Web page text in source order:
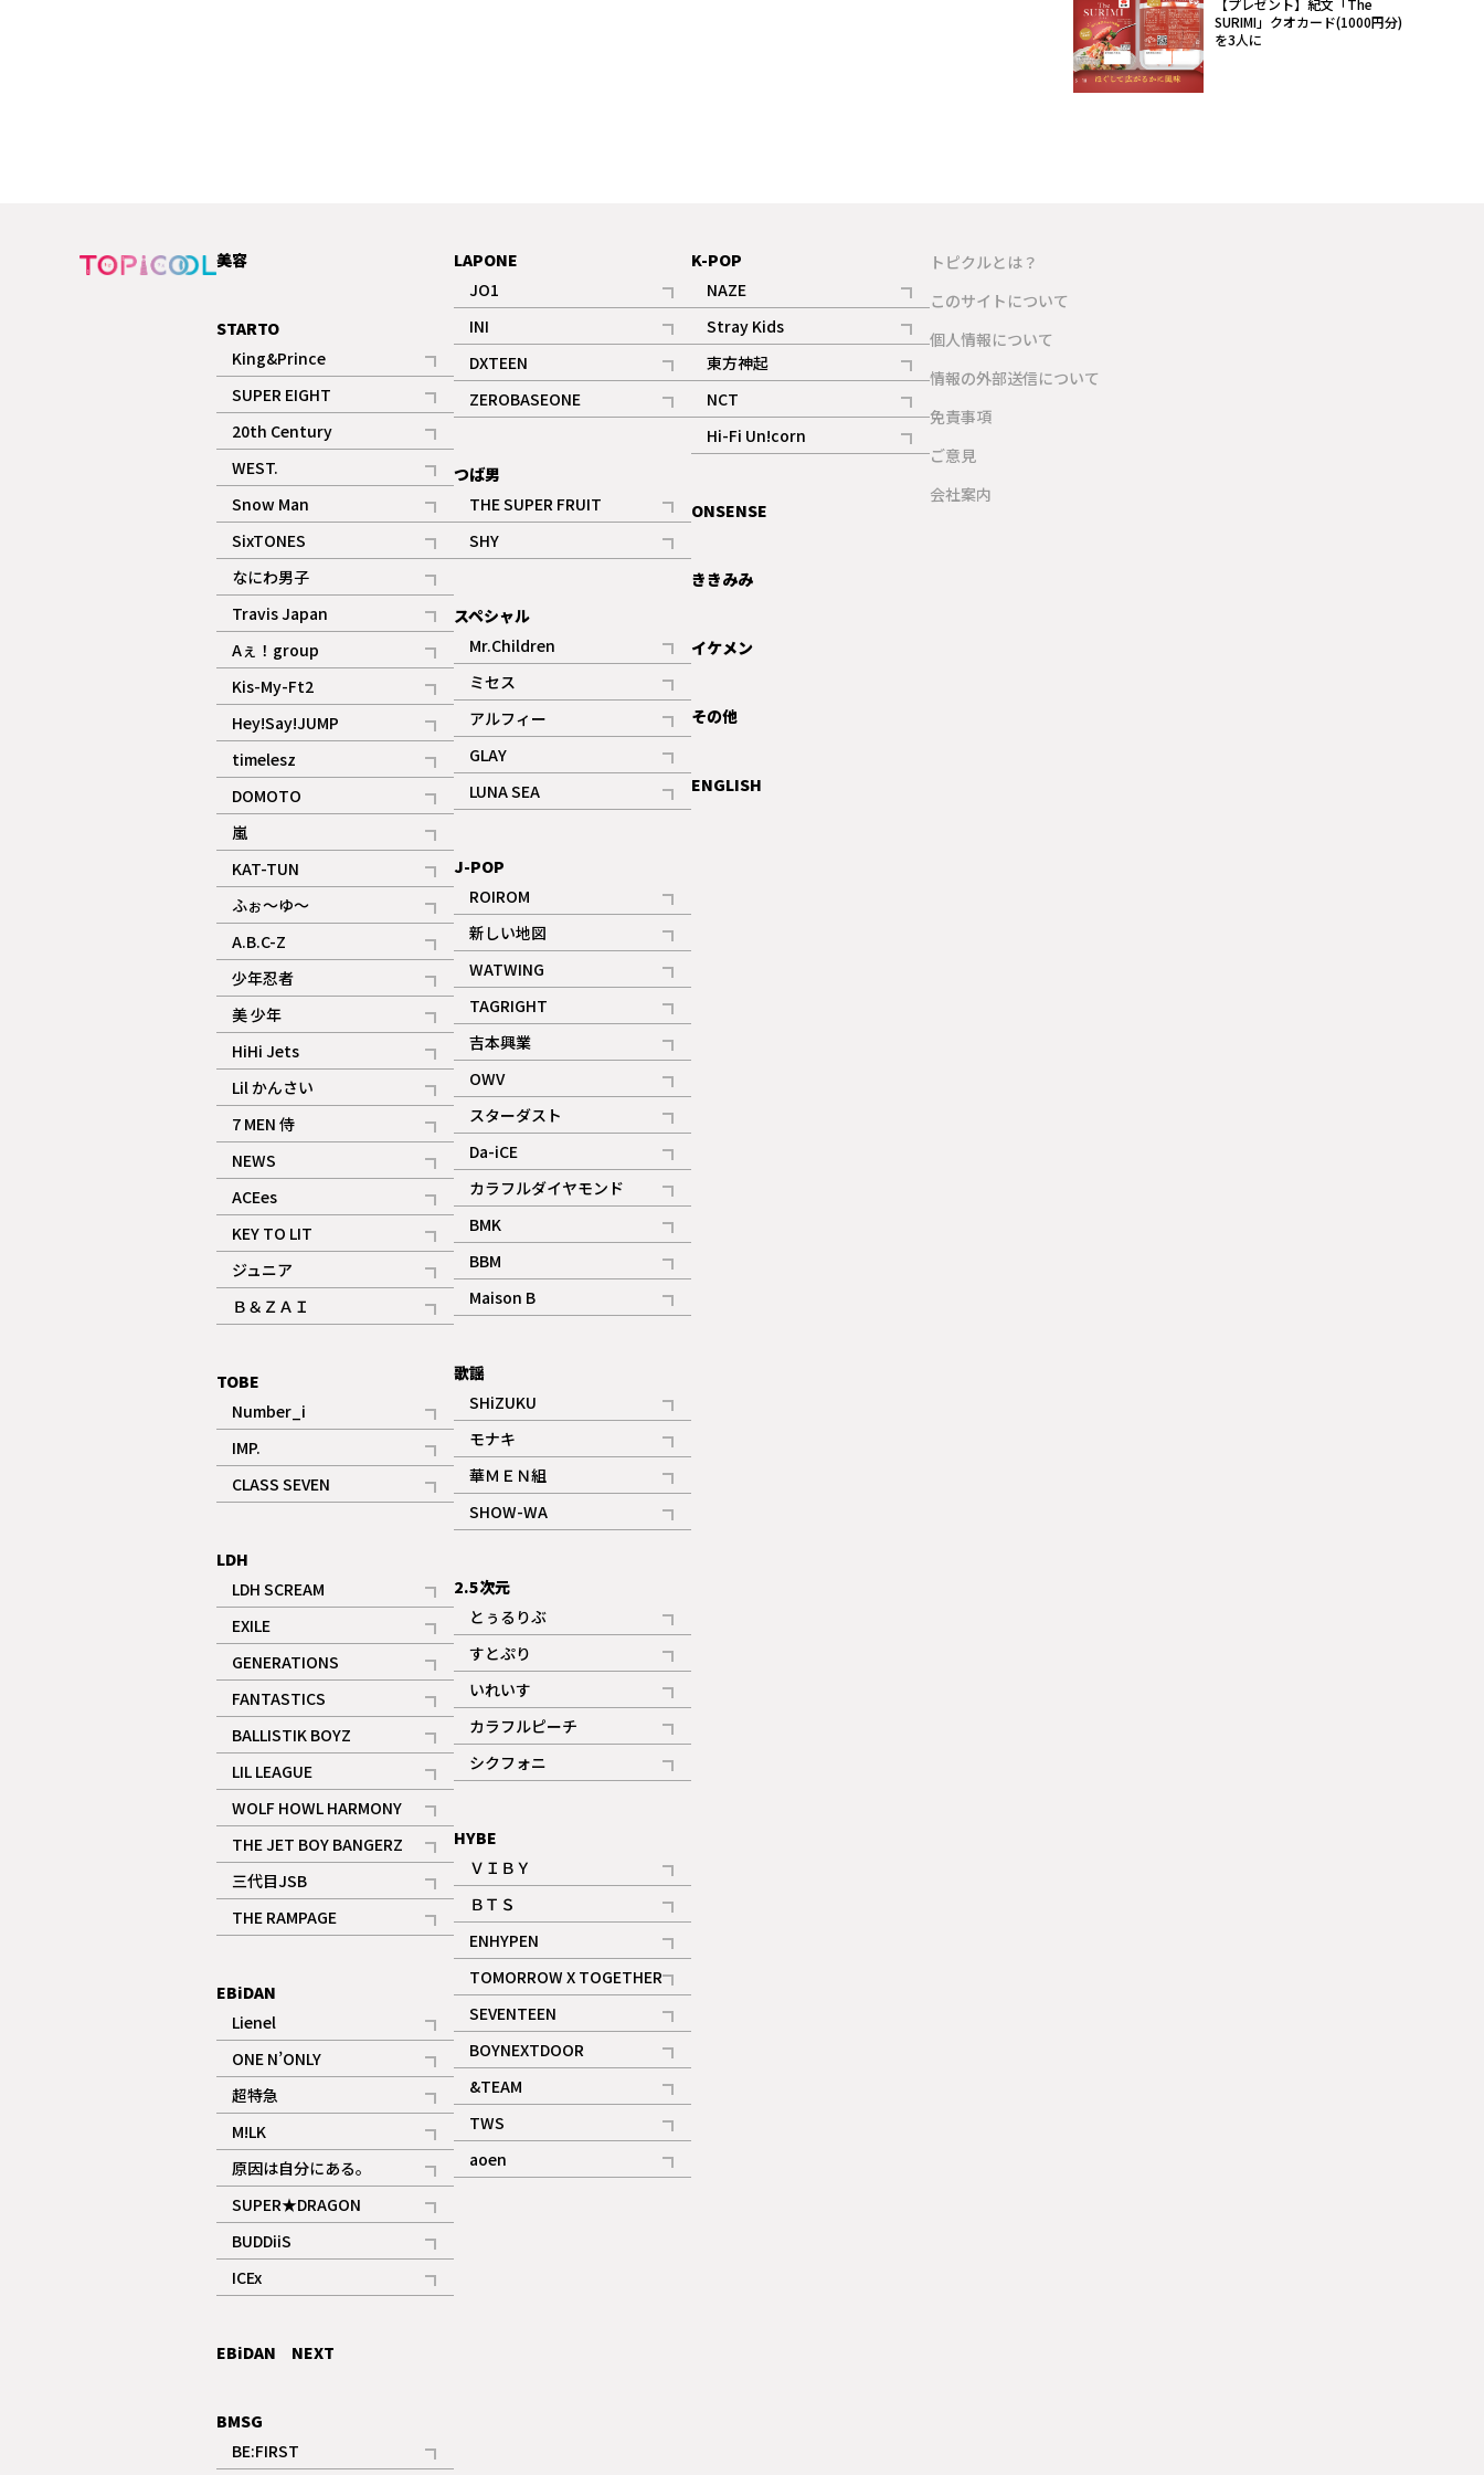
【プレゼント】紀文「The
SURIMI」クオカード(1000円分)
を3人に
美容
STARTO
King&Prince
記事
SUPER EIGHT
記事
20th Century
記事
WEST.
記事
Snow Man
記事
ギャラリー
SixTONES
記事
ギャラリー
なにわ男子
記事
Travis Japan
記事
Aぇ！group
記事
Kis-My-Ft2
記事
ギャラリー
Hey!Say!JUMP
記事
timelesz
記事
DOMOTO
記事
嵐
記事
KAT-TUN
記事
ふぉ～ゆ～
記事
A.B.C-Z
記事
ギャラリー
少年忍者
記事
美 少年
記事
HiHi Jets
記事
Lil かんさい
記事
7 MEN 侍
記事
NEWS
記事
ACEes
記事
KEY TO LIT
記事
ジュニア
記事
Ｂ＆ＺＡＩ
記事
TOBE
Number_i
記事
IMP.
記事
CLASS SEVEN
記事
LDH
LDH SCREAM
記事
EXILE
記事
GENERATIONS
記事
FANTASTICS
記事
BALLISTIK BOYZ
記事
LIL LEAGUE
記事
WOLF HOWL HARMONY
記事
THE JET BOY BANGERZ
記事
三代目JSB
記事
THE RAMPAGE
記事
EBiDAN
Lienel
記事
ONE N’ONLY
記事
超特急
記事
ギャラリー
M!LK
記事
原因は自分にある。
記事
SUPER★DRAGON
記事
BUDDiiS
記事
ICEx
記事
EBiDAN NEXT
BMSG
BE:FIRST
LAPONE
JO1
記事
ギャラリー
INI
記事
ギャラリー
DXTEEN
記事
ギャラリー
ZEROBASEONE
記事
つば男
THE SUPER FRUIT
記事
ギャラリー
SHY
記事
スペシャル
Mr.Children
記事
ミセス
記事
アルフィー
記事
GLAY
記事
LUNA SEA
記事
J-POP
ROIROM
記事
新しい地図
記事
WATWING
記事
TAGRIGHT
記事
吉本興業
記事
OWV
記事
ギャラリー
スターダスト
記事
Da-iCE
記事
カラフルダイヤモンド
記事
BMK
記事
ギャラリー
BBM
記事
ギャラリー
Maison B
記事
歌謡
SHiZUKU
記事
モナキ
記事
華ＭＥＮ組
記事
SHOW-WA
記事
2.5次元
とぅるりぶ
記事
すとぷり
記事
ギャラリー
いれいす
記事
ギャラリー
カラフルピーチ
記事
シクフォニ
記事
HYBE
ＶＩＢＹ
記事
ＢＴＳ
記事
ENHYPEN
記事
TOMORROW X TOGETHER
記事
ギャラリー
SEVENTEEN
記事
BOYNEXTDOOR
記事
&TEAM
記事
ギャラリー
TWS
記事
aoen
記事
K-POP
NAZE
記事
Stray Kids
記事
東方神起
記事
NCT
記事
Hi-Fi Un!corn
記事
ONSENSE
ききみみ
イケメン
その他
ENGLISH
トピクルとは？
このサイトについて
個人情報について
情報の外部送信について
免責事項
ご意見
会社案内